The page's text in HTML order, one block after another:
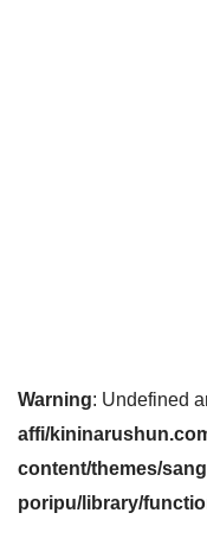
Warning: Undefined
affi/
content/themes/
poripu/library/